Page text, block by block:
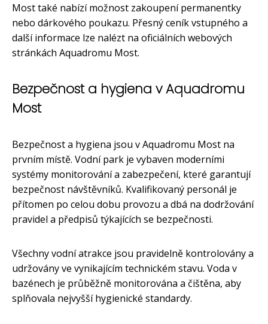
Most také nabízí možnost zakoupení permanentky
nebo dárkového poukazu. Přesný ceník vstupného a
další informace lze nalézt na oficiálních webových
stránkách Aquadromu Most.
Bezpečnost a hygiena v Aquadromu
Most
Bezpečnost a hygiena jsou v Aquadromu Most na
prvním místě. Vodní park je vybaven moderními
systémy monitorování a zabezpečení, které garantují
bezpečnost návštěvníků. Kvalifikovaný personál je
přítomen po celou dobu provozu a dbá na dodržování
pravidel a předpisů týkajících se bezpečnosti.
Všechny vodní atrakce jsou pravidelně kontrolovány a
udržovány ve vynikajícím technickém stavu. Voda v
bazénech je průběžně monitorována a čištěna, aby
splňovala nejvyšší hygienické standardy.